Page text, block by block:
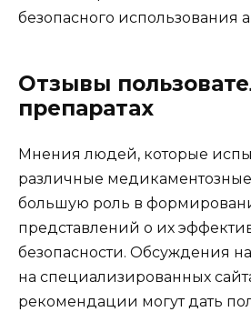
безопасного использования
Отзывы
препаратах
Мнения людей, которые
различные медикаментозные
большую роль в
представлений о их
безопасности. Обсуждения
на специализированных
рекомендации могут дать